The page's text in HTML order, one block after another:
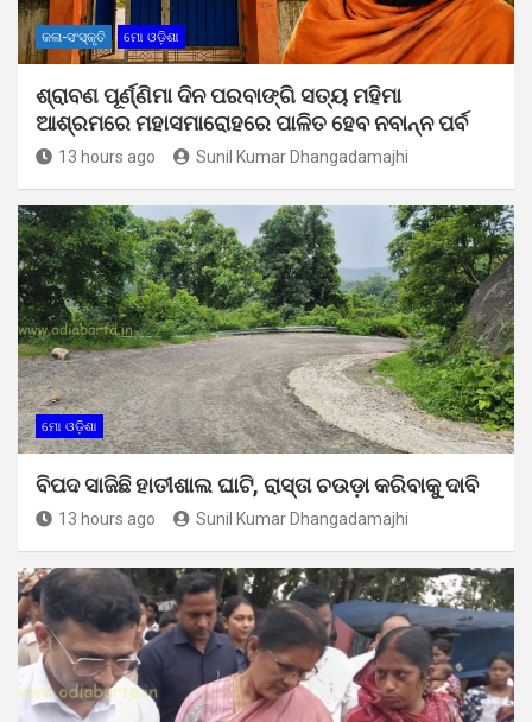
କଳା-ସଂସ୍କୃତି ମୋ ଓଡ଼ିଶା
ଶ୍ରାବଣ ପୂର୍ଣ୍ଣିମା ଦିନ ପରବାଙ୍ଗି ସତ୍ୟ ମହିମା
ଆଶ୍ରମରେ ମହାସମାରୋହରେ ପାଳିତ ହେବ ନବାନ୍ନ ପର୍ବ
13 hours ago Sunil Kumar Dhangadamajhi
ମୋ ଓଡ଼ିଶା
ବିପଦ ସାଜିଛି ହାତୀଶାଲ ଘାଟି, ରାସ୍ତା ଚଉଡ଼ା କରିବାକୁ ଦାବି
13 hours ago Sunil Kumar Dhangadamajhi